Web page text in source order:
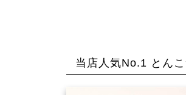
当店人気No.1 とん